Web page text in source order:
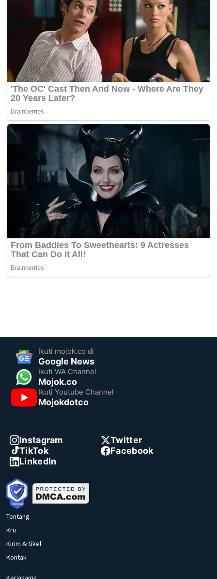
Ikuti mojok.co di
Google News
Ikuti WA Channel
Mojok.co
Ikuti Youtube Channel
Mojokdotco
Instagram
Twitter
TikTok
Facebook
LinkedIn
Tentang
Kru
Kirim Artikel
Kontak